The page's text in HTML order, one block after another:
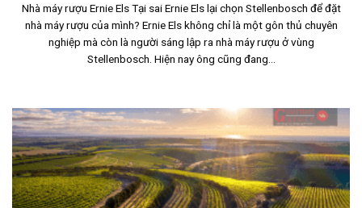
Nhà máy rượu Ernie Els Tại sai Ernie Els lại chọn Stellenbosch để đặt
nhà máy rượu của mình? Ernie Els không chỉ là một gôn thủ chuyên
nghiệp mà còn là người sáng lập ra nhà máy rượu ở vùng
Stellenbosch. Hiện nay ông cũng đang...